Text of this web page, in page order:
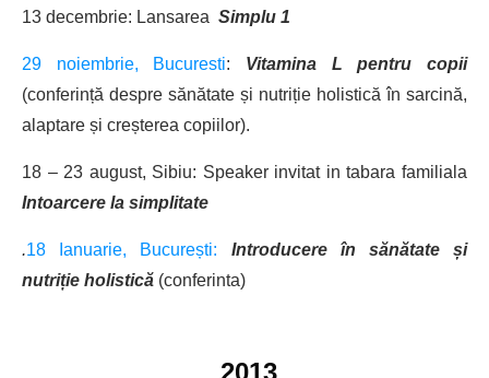
13 decembrie: Lansarea Simplu 1
29 noiembrie, Bucuresti: Vitamina L pentru copii
(conferință despre sănătate și nutriție holistică în sarcină,
alaptare și creșterea copiilor).
18 – 23 august, Sibiu: Speaker invitat in tabara familiala
Intoarcere la simplitate
.18 Ianuarie, București: Introducere în sănătate și
nutriție holistică (conferinta)
2013